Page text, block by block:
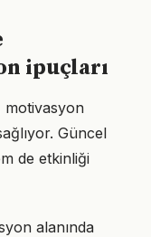
ipuçları
motivasyon
Güncel
de etkinliği
alanında